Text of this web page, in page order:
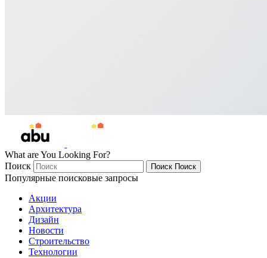
What are You Looking For?
Поиск
Поиск Поиск
Популярные поисковые запросы
Акции
Архитектура
Дизайн
Новости
Строительство
Технологии